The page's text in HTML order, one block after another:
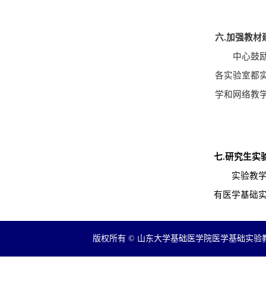
六.加强教材
中心鼓励
各实验室都
学和网络教
七.研究生实
实验教学
有医学基础
版权所有 © 山东大学基础医学院医学基础实